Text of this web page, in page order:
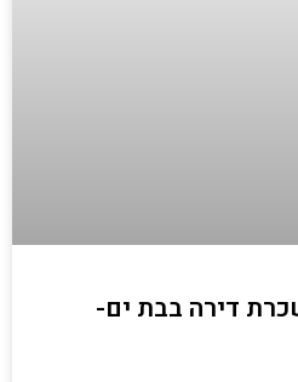
דירה בבת ים-